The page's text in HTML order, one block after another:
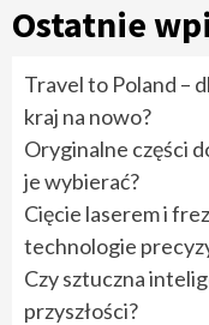
Ostatnie
Travel to Poland –
kraj na nowo?
Oryginalne części
je wybierać?
Cięcie laserem i
technologie
Czy sztuczna
przyszłości?